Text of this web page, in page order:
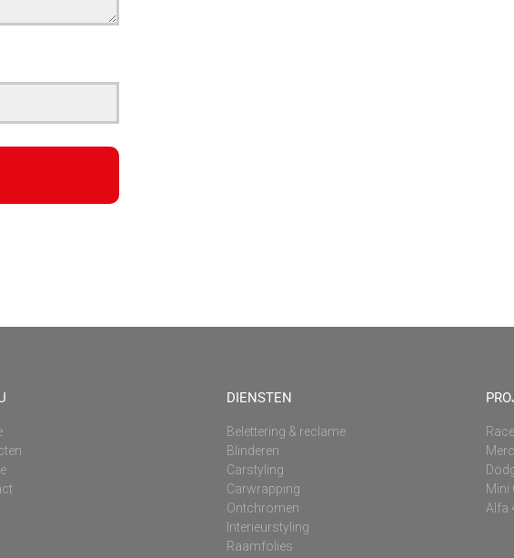
DIENSTEN
Belettering & reclame
Blinderen
Carstyling
Carwrapping
Ontchromen
Interieurstyling
Raamfolies
Mini
Alfa